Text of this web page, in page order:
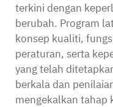
terkini dengan
berubah. Program
konsep kualiti,
peraturan, serta
yang telah
berkala dan
mengekalkan tahap